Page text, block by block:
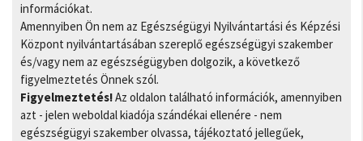
információkat.
Amennyiben Ön nem az Egészségügyi Nyilvántartási és Képzési
Központ nyilvántartásában szereplő egészségügyi szakember
és/vagy nem az egészségügyben dolgozik, a következő
figyelmeztetés Önnek szól.
Figyelmeztetés!Az oldalon található információk, amennyiben
azt - jelen weboldal kiadója szándékai ellenére - nem
egészségügyi szakember olvassa, tájékoztató jellegűek,